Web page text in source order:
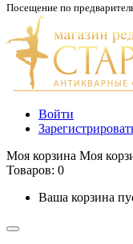
Посещение по
Войти
Моя корзина Моя
Товаров: 0
Ваша корзина